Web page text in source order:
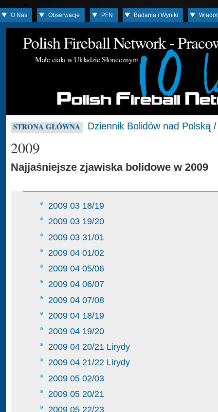
O Nas Obserwacje PFN Badania i Wyniki
Polish Fireball Network -
Małe ciała w Układzie Słonecznym
STRONA GŁÓWNA Dziennik Bolidów nad Polską
2009
Najjaśniejsze zjawiska bolidowe w 2009
2009 03 18/19
2009 03 19/20
2009 03 31/01
2009 04 01/02
2009 04 05/06
2009 04 06/07
2009 04 07/08
2009 04 18/19
2009 04 19/20
2009 04 20/21 Lirydy
2009 04 21/22 Lirydy
2009 05 02/03
2009 05 20/21
2009 05 22/23